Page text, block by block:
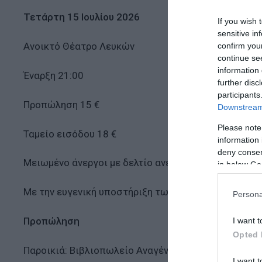
If you wish
sensitive
confirm
continue
information
further
Please
information
deny
in below
I want
Opted
Τετάρτη 15 Ιουλίου 2026
Ανοικτό Θέατρο Λευκών
Έναρξη 21:00
Προπώληση 15 €
Ταμείο εισόδου 18 €
Μειωμένο άνεργοι με δελτίο ανεργίας , Α.Μ.Ε.Α 10€
Με την ευγενική υποστήριξη των : ΔΗΜΟΣ ΠΑΡΟΥ
Προπώληση
Παροικιά: Βιβλιοπωλείο Αναγέννηση, Τηλέφωνο: